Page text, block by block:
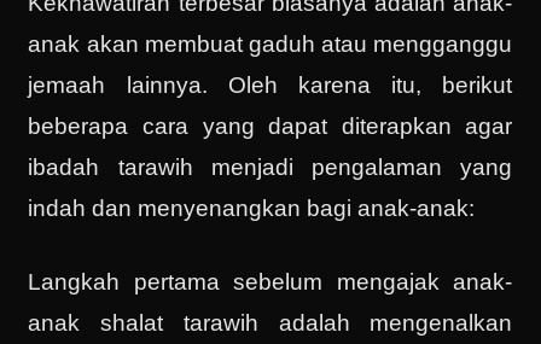
anak akan membuat gaduh atau mengganggu
jemaah lainnya. Oleh karena itu, berikut
beberapa cara yang dapat diterapkan agar
ibadah tarawih menjadi pengalaman yang
indah dan menyenangkan bagi anak-anak:
Langkah pertama sebelum mengajak anak-
anak shalat tarawih adalah mengenalkan